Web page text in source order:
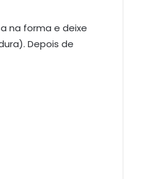
na forma e deixe
Depois de